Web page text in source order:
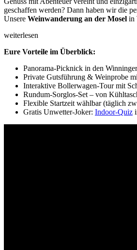
geschaffen werden? Dann haben wir die
Unsere Weinwanderung an der Mosel in
weiterlesen
Eure Vorteile im Überblick:
Panorama-Picknick in den
Private Gutsführung & Weinprobe
Interaktive Bollerwagen-Tour mit
Rundum-Sorglos-Set – von
Flexible Startzeit wählbar (täglich
Gratis Unwetter-Joker: Indoor-Quiz